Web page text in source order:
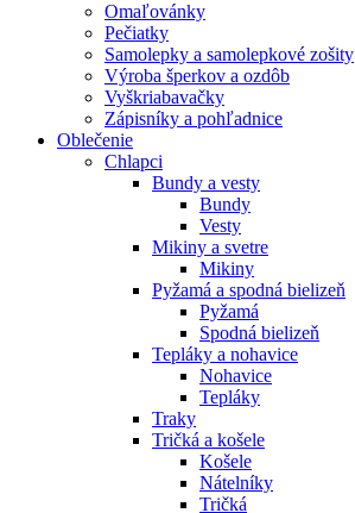
Omaľovánky
Pečiatky
Samolepky a samolepkové zošity
Výroba šperkov a ozdôb
Vyškriabavačky
Zápisníky a pohľadnice
Oblečenie
Chlapci
Bundy a vesty
Bundy
Vesty
Mikiny a svetre
Mikiny
Pyžamá a spodná bielizeň
Pyžamá
Spodná bielizeň
Tepláky a nohavice
Nohavice
Tepláky
Traky
Tričká a košele
Košele
Nátelníky
Tričká